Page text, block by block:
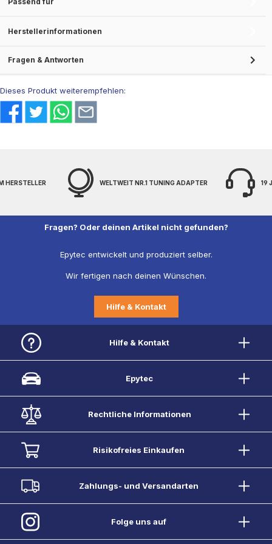
Herstellerinformationen
Fragen & Antworten
Dieses Produkt weiterempfehlen:
HERSTELLER WELTWEIT NR.1 TUNING ADAPTER 19
Fragen? Oder deinen Artikel nicht gefunden?
Epytec entwickelt und produziert selber.
Wir fertigen nach deinen Wünschen.
Hilfe & Kontakt
Hilfe & Kontakt
Epytec
Rechtliche Informationen
Risikofreies Einkaufen
Zahlungs- und Versandarten
Folge uns auf